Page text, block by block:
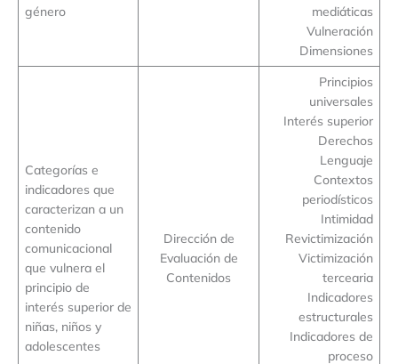
género
mediáticas
Vulneración
Dimensiones
Categorías e
indicadores que
caracterizan a un
contenido
comunicacional
que vulnera el
principio de
interés superior de
niñas, niños y
adolescentes
Dirección de
Evaluación de
Contenidos
Principios
universales
Interés superior
Derechos
Lenguaje
Contextos
periodísticos
Intimidad
Revictimización
Victimización
tercearia
Indicadores
estructurales
Indicadores de
proceso